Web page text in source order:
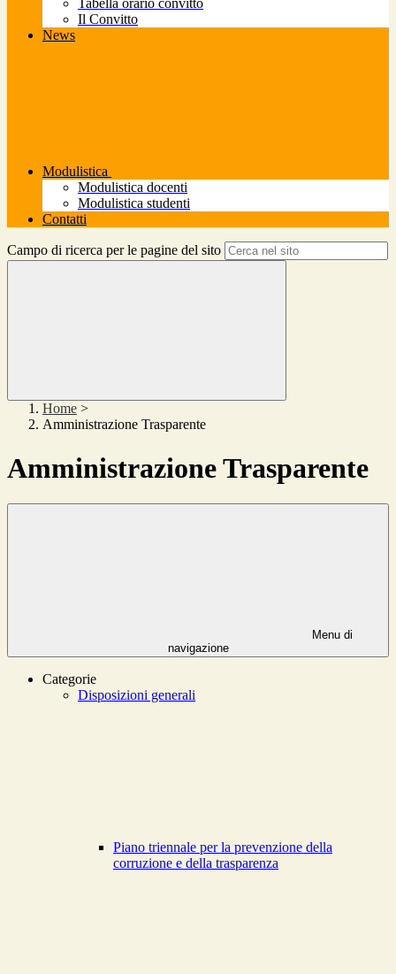
Tabella orario convitto
Il Convitto
News
Modulistica
Modulistica docenti
Modulistica studenti
Contatti
Campo di ricerca per le pagine del sito
Home >
Amministrazione Trasparente
Amministrazione Trasparente
Menu di
navigazione
Categorie
Disposizioni generali
Piano triennale per la prevenzione della
corruzione e della trasparenza